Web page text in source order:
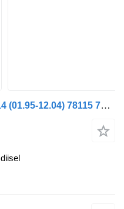
Õhukuivati Haldex 4-series 114 (01.95-12.04) 78115 78985 tüübi jaoks veoauto Scania 4-series (1995-2006)
diisel